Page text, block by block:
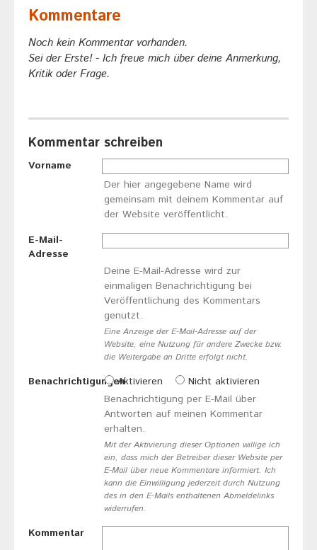
Kommentare
Noch kein Kommentar vorhanden.
Sei der Erste! - Ich freue mich über deine Anmerkung,
Kritik oder Frage.
Kommentar schreiben
Vorname
Der hier angegebene Name wird
gemeinsam mit deinem Kommentar auf
der Website veröffentlicht.
E-Mail-
Adresse
Deine E-Mail-Adresse wird zur
einmaligen Benachrichtigung bei
Veröffentlichung des Kommentars
genutzt.
Eine Anzeige der E-Mail-Adresse auf der
Website, eine Nutzung für andere Zwecke bzw.
die Weitergabe an Dritte erfolgt nicht.
BenachrichtigungenAktivieren
Nicht aktivieren
Benachrichtigung per E-Mail über
Antworten auf meinen Kommentar
erhalten.
Mit der Aktivierung dieser Optionen willige ich
ein, dass mich der Betreiber dieser Website per
E-Mail über neue Kommentare informiert. Ich
kann die Einwilligung jederzeit durch Nutzung
des in den E-Mails enthaltenen Abmeldelinks
widerrufen.
Kommentar